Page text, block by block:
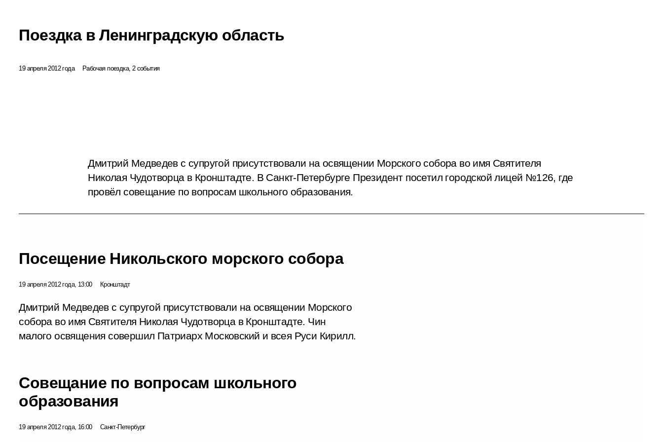
Поездка в Ленинградскую область
19 апреля 2012 года Рабочая поездка, 2 события
Дмитрий Медведев с супругой присутствовали на освящении Морского собора во имя Cвятителя
Николая Чудотворца в Кронштадте. В Санкт-Петербурге Президент посетил городской лицей №126, где
провёл совещание по вопросам школьного образования.
Посещение Никольского морского собора
19 апреля 2012 года, 13:00 Кронштадт
Дмитрий Медведев с супругой присутствовали на освящении Морского
собора во имя Святителя Николая Чудотворца в Кронштадте. Чин
малого освящения совершил Патриарх Московский и всея Руси Кирилл.
Совещание по вопросам школьного
образования
19 апреля 2012 года, 16:00 Санкт-Петербург